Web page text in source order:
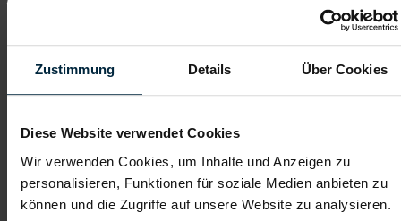
Zustimmung Details Über Cookies
Diese Website verwendet Cookies
Wir verwenden Cookies, um Inhalte und Anzeigen zu
personalisieren, Funktionen für soziale Medien anbieten zu
können und die Zugriffe auf unsere Website zu analysieren.
Mattighofen, Oberösterreich
ab EUR 3.551,59
Vollzeit
2-Schicht
Industrie / handwerkliches Gewerbe